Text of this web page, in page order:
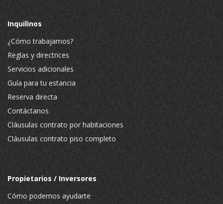
Inquilinos
¿Cómo trabajamos?
Reglas y directrices
Servicios adicionales
Guía para tu estancia
Reserva directa
Contáctanos
Cláusulas contrato por habitaciones
Cláusulas contrato piso completo
Propietarios / Inversores
Cómo podemos ayudarte